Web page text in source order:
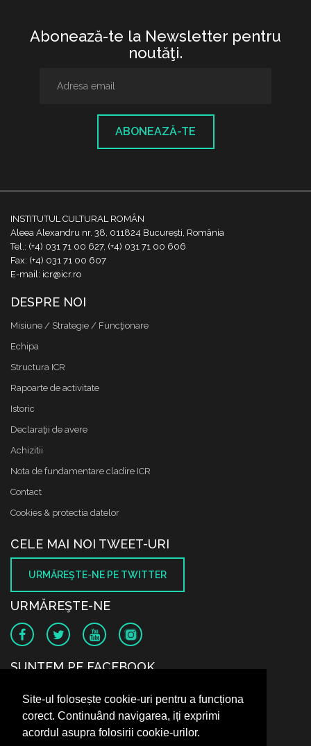
Site-ul folosește cookie-uri pentru a funcționa
corect. Continuând navigarea, iți exprimi
acordul asupra folosirii cookie-urilor.
Abonează-te la Newsletter pentru
noutăţi.
ABONEAZĂ-TE
INSTITUTUL CULTURAL ROMÂN
Aleea Alexandru nr. 38, 011824 București, România
Tel.: (+4) 031 71 00 627, (+4) 031 71 00 606
Fax: (+4) 031 71 00 607
E-mail: icr@icr.ro
DESPRE NOI
Misiune / Strategie / Funcţionare
Echipa
Structura ICR
Rapoarte de activitate
Istoric
Declaraţii de avere
Achizitii
Nota de fundamentare cladire ICR
Contact
Cookies & protectia datelor
CELE MAI NOI TWEET-URI
URMĂREŞTE-NE PE TWITTER
URMĂREŞTE-NE
SUNTEM PE FACEBOOK